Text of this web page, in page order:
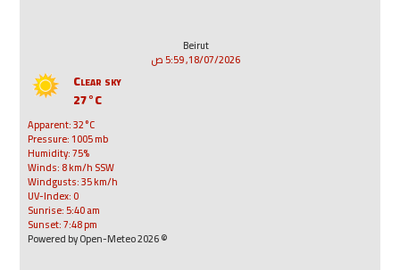
Beirut
18/07/2026, 5:59 ص
Clear sky
27°C
Apparent: 32°C
Pressure: 1005 mb
Humidity: 75%
Winds: 8 km/h SSW
Windgusts: 35 km/h
UV-Index: 0
Sunrise: 5:40 am
Sunset: 7:48 pm
© 2026 Powered by Open-Meteo